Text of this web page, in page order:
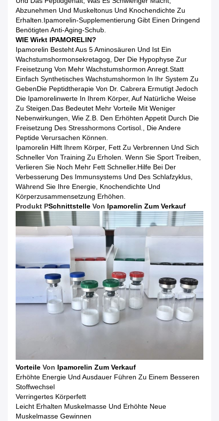
Abzunehmen Und Muskeltonus Und Knochendichte Zu
Erhalten.Ipamorelin-Supplementierung Gibt Einen Dringend
Benötigten Anti-Aging-Schub.
WIE Wirkt IPAMORELIN?
Ipamorelin Besteht Aus 5 Aminosäuren Und Ist Ein
Wachstumshormonsekretagog, Der Die Hypophyse Zur
Freisetzung Von Mehr Wachstumshormon Anregt.Statt
Einfach Synthetisches Wachstumshormon In Ihr System Zu
GebenDie Peptidtherapie Von Dr. Cabrera Ermutigt Jedoch
Die Ipamorelinwerte In Ihrem Körper, Auf Natürliche Weise
Zu Steigen.Das Bedeutet Mehr Vorteile Mit Weniger
Nebenwirkungen, Wie Z.B. Den Erhöhten Appetit Durch Die
Freisetzung Des Stresshormons Cortisol., Die Andere
Peptide Verursachen Können.
Ipamorelin Hilft Ihrem Körper, Fett Zu Verbrennen Und Sich
Schneller Von Training Zu Erholen. Wenn Sie Sport Treiben,
Verlieren Sie Noch Mehr Fett Schneller.Hilfe Bei Der
Verbesserung Des Immunsystems Und Des Schlafzyklus,
Während Sie Ihre Energie, Knochendichte Und
Körperzusammensetzung Erhöhen.
Produkt PSchnittstelle Von Ipamorelin Zum Verkauf
Vorteile Von Ipamorelin Zum Verkauf
Erhöhte Energie Und Ausdauer Führen Zu Einem Besseren
Stoffwechsel
Verringertes Körperfett
Leicht Erhalten Muskelmasse Und Erhöhte Neue
Muskelmasse Gewinnen